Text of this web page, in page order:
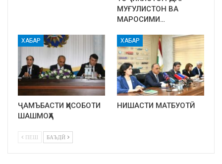
МУҒУЛИСТОН ВА
МАРОСИМИ…
ХАБАР
ҶАМЪБАСТИ ҲИСОБОТИ
ШАШМОҲА
ХАБАР
НИШАСТИ МАТБУОТӢ
ПЕШ БАЪДӢ